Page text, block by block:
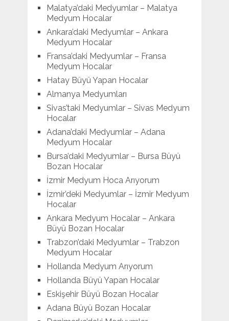
Malatya’daki Medyumlar – Malatya
Medyum Hocalar
Ankara’daki Medyumlar – Ankara
Medyum Hocalar
Fransa’daki Medyumlar – Fransa
Medyum Hocalar
Hatay Büyü Yapan Hocalar
Almanya Medyumları
Sivas’taki Medyumlar – Sivas Medyum
Hocalar
Adana’daki Medyumlar – Adana
Medyum Hocalar
Bursa’daki Medyumlar – Bursa Büyü
Bozan Hocalar
İzmir Medyum Hoca Arıyorum
İzmir’deki Medyumlar – İzmir Medyum
Hocalar
Ankara Medyum Hocalar – Ankara
Büyü Bozan Hocalar
Trabzon’daki Medyumlar – Trabzon
Medyum Hocalar
Hollanda Medyum Arıyorum
Hollanda Büyü Yapan Hocalar
Eskişehir Büyü Bozan Hocalar
Adana Büyü Bozan Hocalar